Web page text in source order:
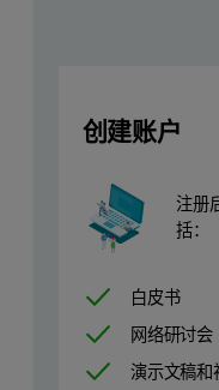
创建账户
注册
括：
白皮书
网络研讨会
演示文稿和